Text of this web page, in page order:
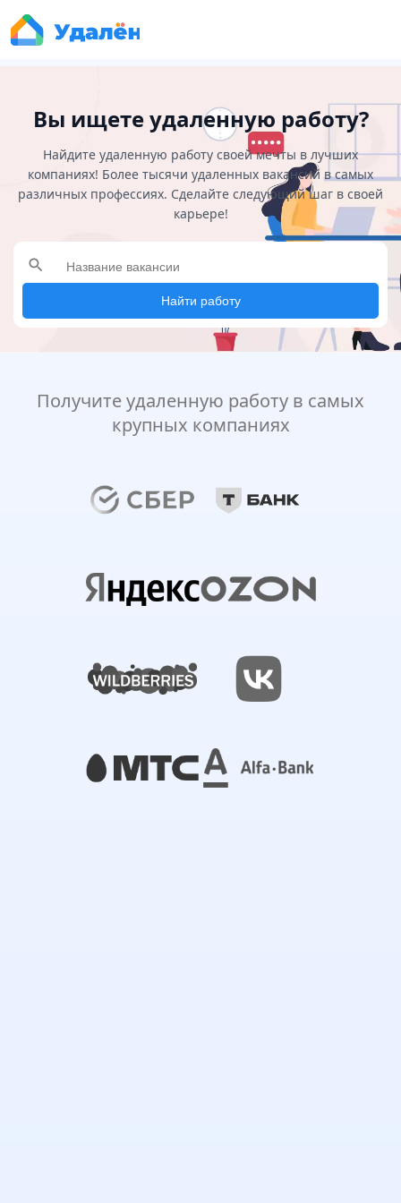
Вы ищете удаленную работу?
Найдите удаленную работу своей мечты в лучших
компаниях! Более тысячи удаленных вакансий в самых
различных профессиях. Сделайте следующий шаг в своей
карьере!
search
Найти работу
Получите удаленную работу в самых
крупных компаниях